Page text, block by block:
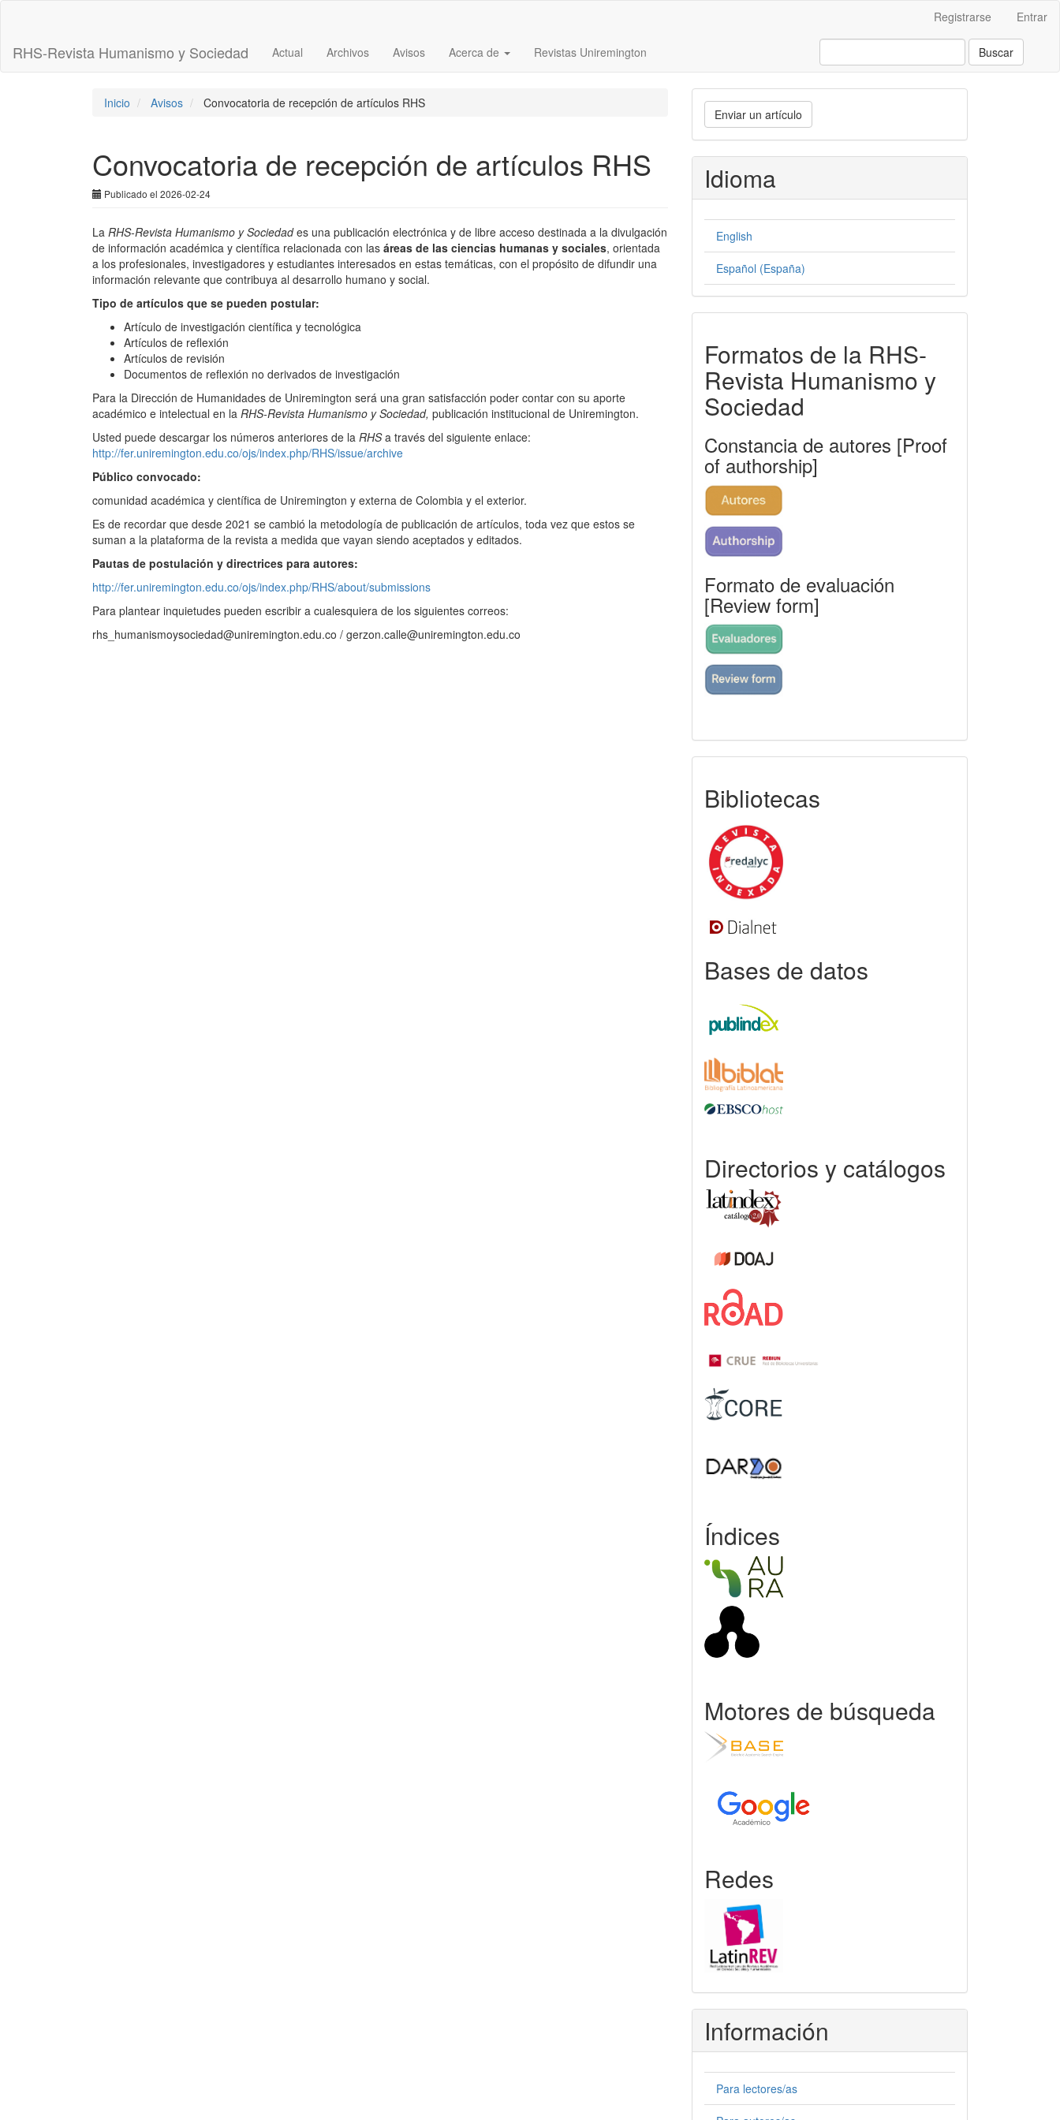
principal
Barra
Registrarse Entrar
RHS-Revista Humanismo y Sociedad Actual Archivos Avisos Acerca de Revistas Uniremington Buscar
Inicio Avisos Convocatoria de recepción de artículos RHS
Convocatoria de recepción de artículos RHS
Publicado el 2026-02-24
La RHS-Revista Humanismo y Sociedades una publicación electrónica y de libre acceso destinada a la divulgación
de información académica y científica relacionada con las áreas de las ciencias humanas y sociales, orientada
a los profesionales, investigadores y estudiantes interesados en estas temáticas, con el propósito de difundir una
información relevante que contribuya al desarrollo humano y social.
Tipo de artículos que se pueden postular:
Artículo de investigación científica y tecnológica
Artículos de reflexión
Artículos de revisión
Documentos de reflexión no derivados de investigación
Para la Dirección de Humanidades de Uniremington será una gran satisfacción poder contar con su aporte
académico e intelectual en la RHS-Revista Humanismo y Sociedad, publicación institucional de Uniremington.
Usted puede descargar los números anteriores de la RHSa través del siguiente enlace:
http://fer.uniremington.edu.co/ojs/index.php/RHS/issue/archive
Público convocado:
comunidad académica y científica de Uniremington y externa de Colombia y el exterior.
Es de recordar que desde 2021 se cambió la metodología de publicación de artículos, toda vez que estos se
suman a la plataforma de la revista a medida que vayan siendo aceptados y editados.
Pautas de postulación y directrices para autores:
http://fer.uniremington.edu.co/ojs/index.php/RHS/about/submissions
Para plantear inquietudes pueden escribir a cualesquiera de los siguientes correos:
rhs_humanismoysociedad@uniremington.edu.co / gerzon.calle@uniremington.edu.co
Enviar
un
artículo
Enviar un artículo
Idioma
English
Español (España)
rhs
Formatos de la RHS-
Revista Humanismo y
Sociedad
Constancia de autores [Proof
of authorship]
Formato de evaluación
[Review form]
Bibliotecas
Bases de datos
Directorios y catálogos
Índices
Motores de búsqueda
Redes
Información
Para lectores/as